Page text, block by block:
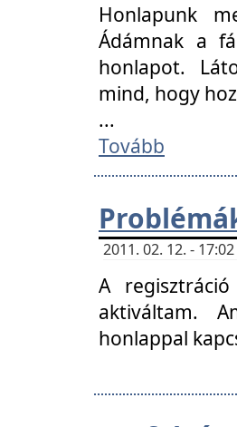
Honlapunk
Ádámnak a
honlapot.
mind, hogy
...
Tovább
2011. 02. 12. -
A
aktiváltam.
honlappal